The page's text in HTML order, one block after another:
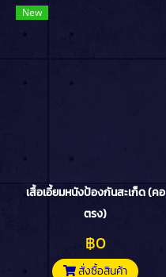
New
เสื้อเอี้ยมหนังป้องกันสะเก็ด (คอ
ตรง)
฿0
สั่งซื้อสินค้า